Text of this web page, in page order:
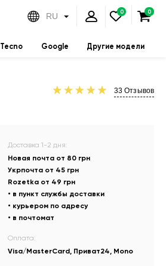
RU
Tecno Google Другие модели
33 Отзывов
Доставка 1-2 дня:
Новая почта от 80 грн
Укрпочта от 45 грн
Rozetka от 49 грн
• в пункт службы доставки
• курьером по адресу
• в почтомат
Оплата:
Visa/MasterCard, Приват24, Mono